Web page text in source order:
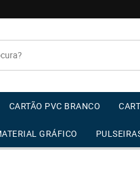
CARTÃO PVC BRANCO
GRÁFICO